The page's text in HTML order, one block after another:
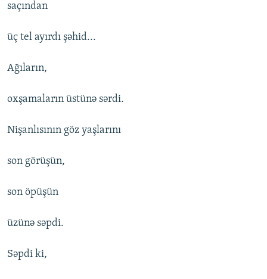
saçından
üç tel ayırdı şəhid...
Ağıların,
oxşamaların üstünə sərdi.
Nişanlısının göz yaşlarını
son görüşün,
son öpüşün
üzünə səpdi.
Səpdi ki,